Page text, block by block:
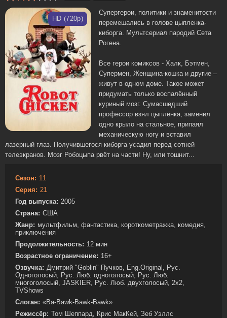
HD (720p)
Супергерои, политики и знаменитости
перемешались в голове цыпленка-
киборга. Мультсериал пародий Сета
Рогена.
Все герои комиксов - Халк, Бэтмен,
Супермен, Женщина-кошка и другие –
живут в одном доме. Такое может
придумать только воспалённый
куриный мозг. Сумасшедший
профессор взял цыплёнка, заменил
одно крыло на стальное, припаял
механическую ногу и вставил
лазерный глаз. Получившегося киборга усадил перед сотней
телеэкранов. Мозг Робоцыпа рвёт на части! Ну, или тошнит...
Сезон: 11
Серия: 21
Год выпуска: 2005
Страна: США
Жанр: мультфильм, фантастика, короткометражка, комедия,
приключения
Продолжительность: 12 мин
Возрастное ограничение: 16+
Озвучка: Дмитрий "Goblin" Пучков, Eng.Original, Рус.
Одноголосый, Рус. Люб. одноголосый, Рус. Люб.
многоголосый, JASKIER, Рус. Люб. двухголосый, 2x2,
TVShows
Слоган: «Ba-Bawk-Bawk-Bawk»
Режиссёр: Том Шеппард, Крис МакКей, Зеб Уэллс